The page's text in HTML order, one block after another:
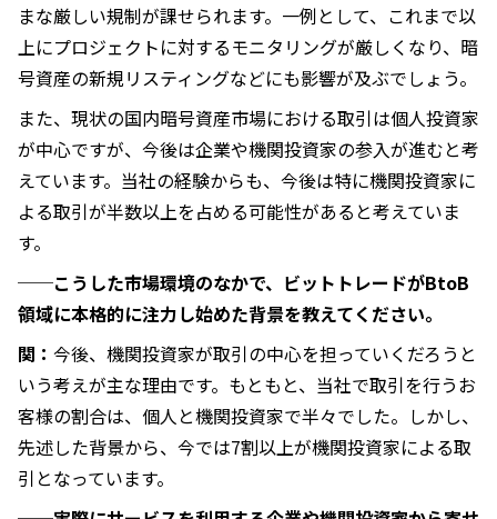
まな厳しい規制が課せられます。一例として、これまで以
上にプロジェクトに対するモニタリングが厳しくなり、暗
号資産の新規リスティングなどにも影響が及ぶでしょう。
また、現状の国内暗号資産市場における取引は個人投資家
が中心ですが、今後は企業や機関投資家の参入が進むと考
えています。当社の経験からも、今後は特に機関投資家に
よる取引が半数以上を占める可能性があると考えていま
す。
──こうした市場環境のなかで、ビットトレードがBtoB
領域に本格的に注力し始めた背景を教えてください。
関： 今後、機関投資家が取引の中心を担っていくだろうと
いう考えが主な理由です。もともと、当社で取引を行うお
客様の割合は、個人と機関投資家で半々でした。しかし、
先述した背景から、今では7割以上が機関投資家による取
引となっています。